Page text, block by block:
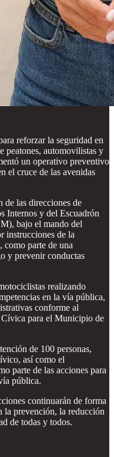
reforzar la seguridad en
peatones, automovilistas y
un operativo preventivo
el cruce de las avenidas
de las direcciones de
Internos y del Escuadrón
bajo el mando del
instrucciones de la
como parte de una
y prevenir conductas
realizando
en la vía pública,
conforme al
para el Municipio de
de 100 personas,
así como el
parte de las acciones para
pública.
continuarán de forma
la prevención, la reducción
de todas y todos.